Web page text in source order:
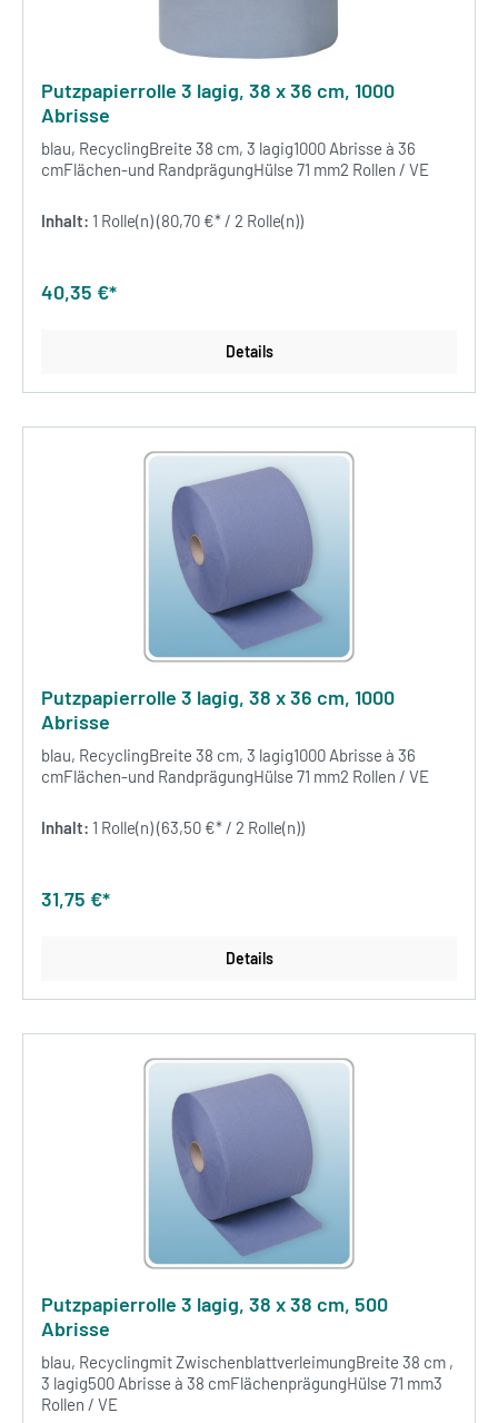
Putzpapierrolle 3 lagig, 38 x 36 cm, 1000
Abrisse
blau, RecyclingBreite 38 cm, 3 lagig1000 Abrisse à 36
cmFlächen-und RandprägungHülse 71 mm2 Rollen / VE
Inhalt: 1 Rolle(n)(80,70 €* / 2 Rolle(n))
40,35 €*
Details
Putzpapierrolle 3 lagig, 38 x 36 cm, 1000
Abrisse
blau, RecyclingBreite 38 cm, 3 lagig1000 Abrisse à 36
cmFlächen-und RandprägungHülse 71 mm2 Rollen / VE
Inhalt: 1 Rolle(n)(63,50 €* / 2 Rolle(n))
31,75 €*
Details
Putzpapierrolle 3 lagig, 38 x 38 cm, 500
Abrisse
blau, Recyclingmit ZwischenblattverleimungBreite 38 cm ,
3 lagig500 Abrisse à 38 cmFlächenprägungHülse 71 mm3
Rollen / VE